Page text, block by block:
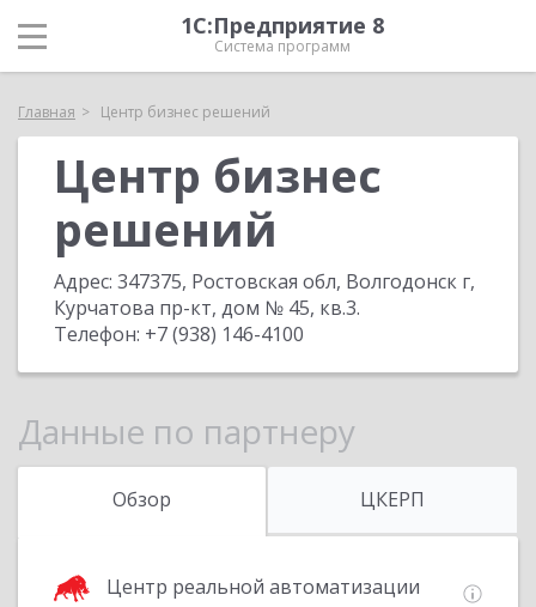
1С:Предприятие 8
Система программ
Главная Центр бизнес решений
Центр бизнес
решений
Адрес: 347375, Ростовская обл, Волгодонск г,
Курчатова пр-кт, дом № 45, кв.3.
Телефон: +7 (938) 146-4100
Данные по партнеру
Обзор ЦКЕРП
Центр реальной автоматизации